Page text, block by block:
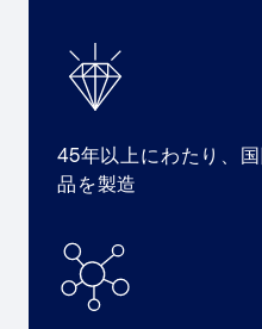
45年以上にわたり、
品を製造